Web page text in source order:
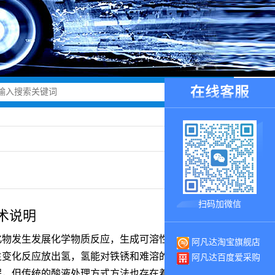
说明
发生发展化学物质反应，生成可溶性盐类，从而能
化反应放出氢，氢能对铁锈和难溶的氧化皮产生学
扫码加微信
阿凡达淘宝旗舰店
阿凡达百度爱采购